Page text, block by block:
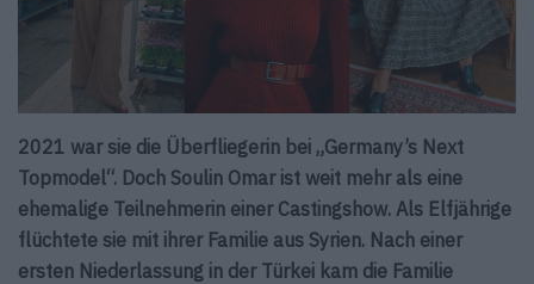
2021 war sie die Überfliegerin bei „Germany’s Next
Topmodel“. Doch Soulin Omar ist weit mehr als eine
ehemalige Teilnehmerin einer Castingshow. Als Elfjährige
flüchtete sie mit ihrer Familie aus Syrien. Nach einer
ersten Niederlassung in der Türkei kam die Familie